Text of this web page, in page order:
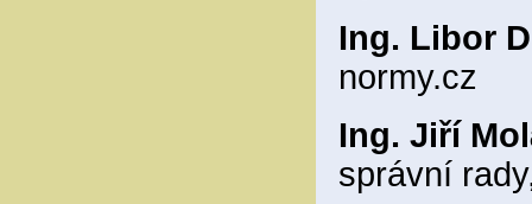
Ing. Libor
normy.cz
Ing. Jiří
správní